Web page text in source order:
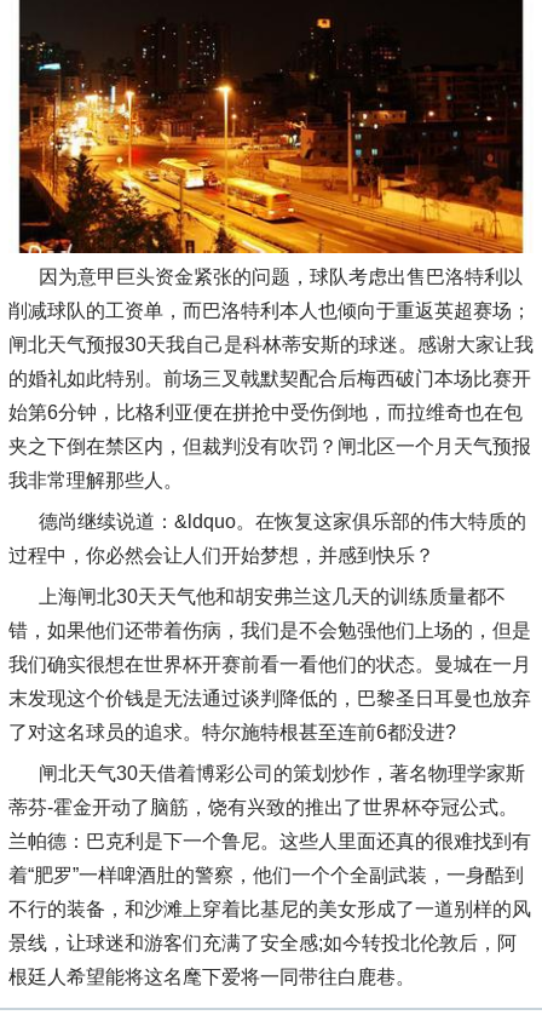
因为意甲巨头资金紧张的问题，球队考虑出售巴洛特利以
削减球队的工资单，而巴洛特利本人也倾向于重返英超赛场；
闸北天气预报30天我自己是科林蒂安斯的球迷。感谢大家让我
的婚礼如此特别。前场三叉戟默契配合后梅西破门本场比赛开
始第6分钟，比格利亚便在拼抢中受伤倒地，而拉维奇也在包
夹之下倒在禁区内，但裁判没有吹罚？闸北区一个月天气预报
我非常理解那些人。
德尚继续说道：&ldquo。在恢复这家俱乐部的伟大特质的
过程中，你必然会让人们开始梦想，并感到快乐？
上海闸北30天天气他和胡安弗兰这几天的训练质量都不
错，如果他们还带着伤病，我们是不会勉强他们上场的，但是
我们确实很想在世界杯开赛前看一看他们的状态。曼城在一月
末发现这个价钱是无法通过谈判降低的，巴黎圣日耳曼也放弃
了对这名球员的追求。特尔施特根甚至连前6都没进?
闸北天气30天借着博彩公司的策划炒作，著名物理学家斯
蒂芬-霍金开动了脑筋，饶有兴致的推出了世界杯夺冠公式。
兰帕德：巴克利是下一个鲁尼。这些人里面还真的很难找到有
着“肥罗”一样啤酒肚的警察，他们一个个全副武装，一身酷到
不行的装备，和沙滩上穿着比基尼的美女形成了一道别样的风
景线，让球迷和游客们充满了安全感;如今转投北伦敦后，阿
根廷人希望能将这名麾下爱将一同带往白鹿巷。